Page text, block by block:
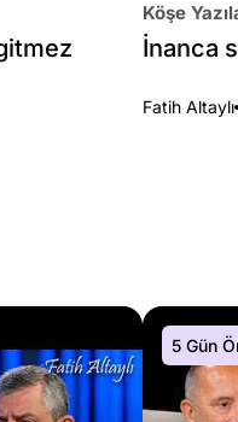
Köşe
İnanca
Fatih Altaylı
5 Gün